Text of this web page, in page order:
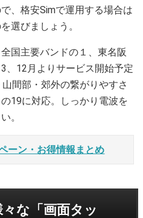
、格安Simで運用する場合は
選びましょう。
国主要バンドの１、東名阪
、12月よりサービス開始予定
間部・郊外の繋がりやすさ
19に対応。しっかり電波を
。
ーン・お得情報まとめ
な「画面タッ